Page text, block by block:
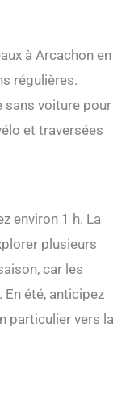
à Arcachon en
régulières.
sans voiture pour
et traversées
environ 1 h. La
plusieurs
car les
été, anticipez
particulier vers la